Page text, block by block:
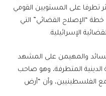
تطرفا على المستويين القومي
“الإصلاح القضائي” التي
الإسرائيلية.
والمهيمن على المشهد
الدينية المتطرفة، وهو صاحب
الفلسطينيين، وأن “أرض